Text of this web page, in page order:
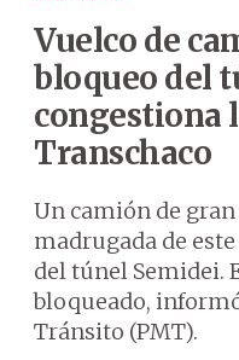
Vuelco de
bloqueo del
congestiona
Transchaco
Un camión de
madrugada de
del túnel Semidei.
bloqueado,
Tránsito (PMT).